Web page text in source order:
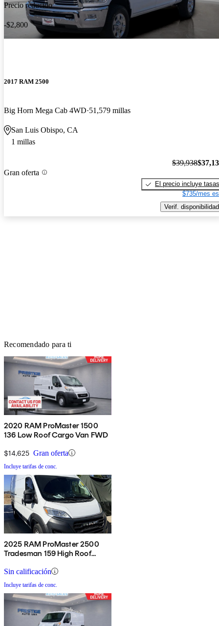
Precio reducido
-$2,800
2017 RAM 2500
Big Horn Mega Cab 4WD 51,579 millas
San Luis Obispo, CA
1 millas
Gran oferta
$39,938
El precio incluye tasas
$735/mes
Verif. disponibilidad
Recomendado para ti
2020 RAM ProMaster 1500
136 Low Roof Cargo Van FWD
$14,625 Gran oferta
Incluye tarifas de conc.
2025 RAM ProMaster 2500
Tradesman 159 High Roof
Sin calificación
Incluye tarifas de conc.